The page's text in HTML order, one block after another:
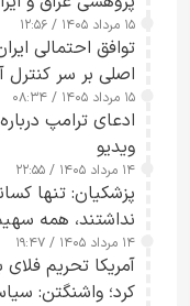
۱۵ مرداد ۱۴۰۵ / ۱۲:۵۶
توافق احتمالی
اصلی بر سر کنترل
۱۵ مرداد ۱۴۰۵ / ۰۸:۳۴
ادعای ترامپ
ویدیو
۱۴ مرداد ۱۴۰۵ / ۲۲:۵۵
پزشکیان: تنها
نداشتند، همه
۱۴ مرداد ۱۴۰۵ / ۱۹:۴۷
آمریکا تحریم
کرد؛ واشنگتن: